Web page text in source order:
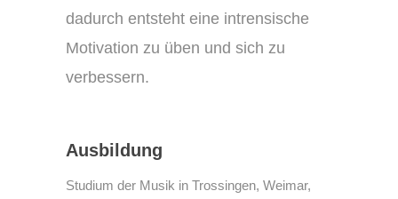
dadurch entsteht eine intrensische
Motivation zu üben und sich zu
verbessern.
Ausbildung
Studium der Musik in Trossingen, Weimar,